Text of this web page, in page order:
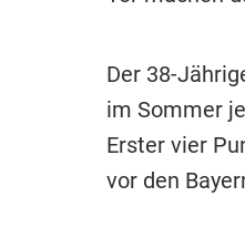
Der 38-
im Sommer
Erster vier
vor den